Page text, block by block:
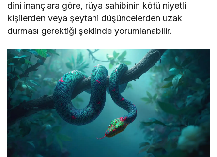
dini inançlara göre, rüya sahibinin kötü niyetli
kişilerden veya şeytani düşüncelerden uzak
durması gerektiği şeklinde yorumlanabilir.